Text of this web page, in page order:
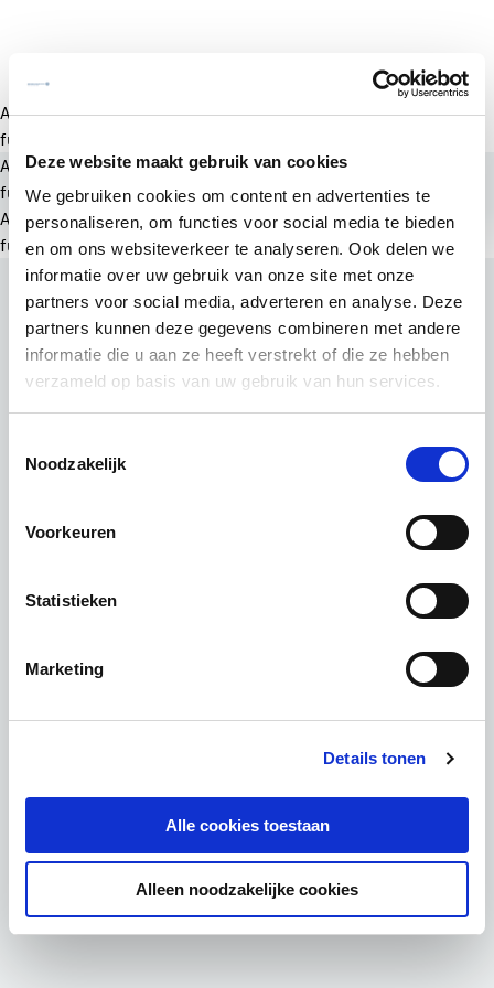
Deze website maakt gebruik van cookies
We gebruiken cookies om content en advertenties te
personaliseren, om functies voor social media te bieden
en om ons websiteverkeer te analyseren. Ook delen we
informatie over uw gebruik van onze site met onze
partners voor social media, adverteren en analyse. Deze
partners kunnen deze gegevens combineren met andere
informatie die u aan ze heeft verstrekt of die ze hebben
verzameld op basis van uw gebruik van hun services.
Noodzakelijk
Voorkeuren
Statistieken
Marketing
Details tonen
Alle cookies toestaan
Alleen noodzakelijke cookies
A rendering error occurred:a.substring(...).replaceAll is not a
function
A rendering error occurred:a.substring(...).replaceAll is not a
function.
A rendering error occurred:a.substring(...).replaceAll is not a
function.